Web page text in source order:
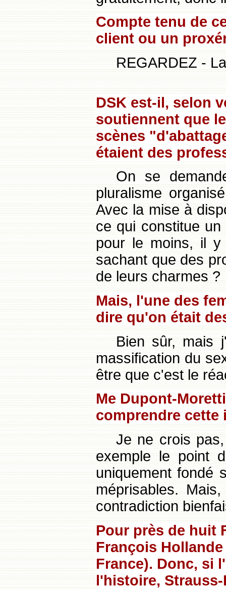
Compte tenu de
client ou un
REGARDEZ -
DSK est-il, selon
soutiennent que
scènes
étaient des
On se
pluralisme
Avec la mise à
ce qui constitue
pour le moins, il y
sachant que des
de leurs charmes ?
Mais, l'une des
dire qu'on était
Bien sûr, mais
massification du
être que c'est le
Me Dupont-
comprendre
Je ne crois
exemple le point
uniquement fondé
méprisables.
contradiction
Pour près de huit
François
France). Donc, si
l'histoire,